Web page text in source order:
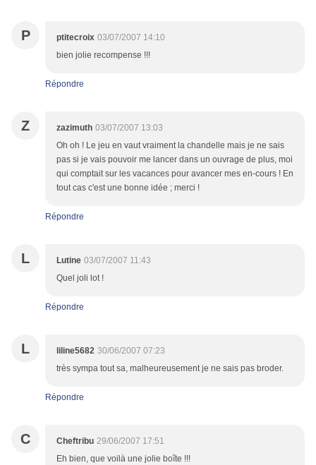
P ptitecroix 03/07/2007 14:10
bien jolie recompense !!!
Répondre
Z zazimuth 03/07/2007 13:03
Oh oh ! Le jeu en vaut vraiment la chandelle mais je ne sais
pas si je vais pouvoir me lancer dans un ouvrage de plus, moi
qui comptait sur les vacances pour avancer mes en-cours ! En
tout cas c'est une bonne idée ; merci !
Répondre
L Lutine 03/07/2007 11:43
Quel joli lot !
Répondre
L liline5682 30/06/2007 07:23
très sympa tout sa, malheureusement je ne sais pas broder.
Répondre
C Cheftribu 29/06/2007 17:51
Eh bien, que voilà une jolie boîte !!!